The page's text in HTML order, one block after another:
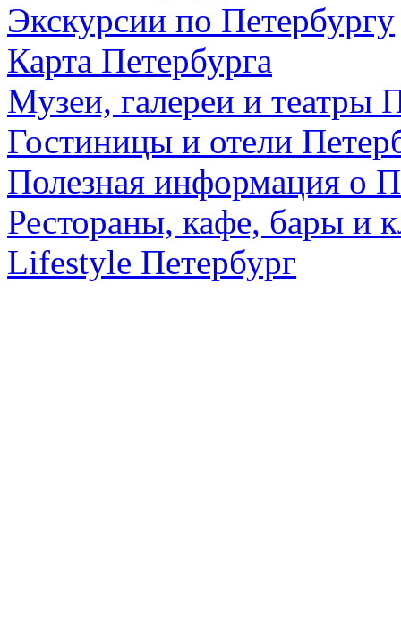
Экскурсии по Петербургу
Карта Петербурга
Музеи, галереи и театры
Гостиницы и отели
Полезная информация о
Рестораны, кафе, бары и
Lifestyle Петербург